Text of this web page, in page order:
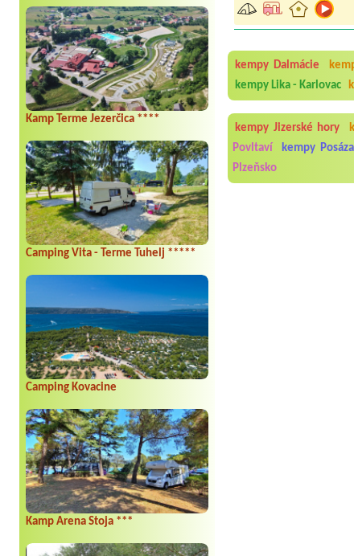
Kamp Terme Jezerčica ****
Camping Vita - Terme Tuhelj *****
Camping Kovacine
Kamp Arena Stoja ***
kempy Dalmácie
kempy Lika - Karlovac
kempy Jizerské hory
Povltaví
kempy
Plzeňsko